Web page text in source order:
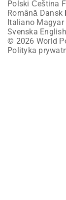
Polski Čeština
Română Dansk
Italiano Magyar
Svenska English
© 2026 World
Polityka